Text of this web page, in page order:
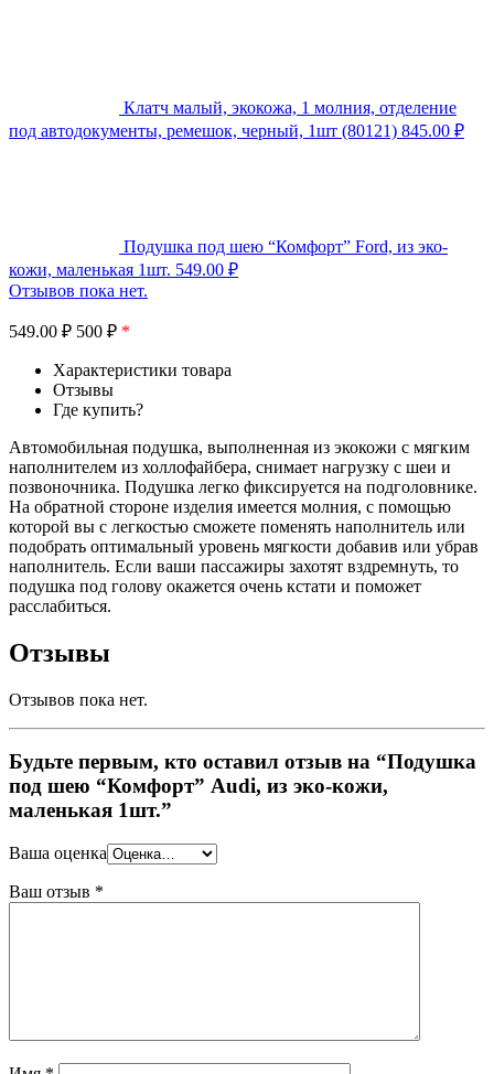
Клатч малый, экокожа, 1 молния, отделение
под автодокументы, ремешок, черный, 1шт (80121) 845.00 ₽
Подушка под шею “Комфорт” Ford, из эко-
кожи, маленькая 1шт. 549.00 ₽
Отзывов пока нет.
549.00 ₽ 500 ₽ *
Характеристики товара
Отзывы
Где купить?
Автомобильная подушка, выполненная из экокожи с мягким
наполнителем из холлофайбера, снимает нагрузку с шеи и
позвоночника. Подушка легко фиксируется на подголовнике.
На обратной стороне изделия имеется молния, с помощью
которой вы с легкостью сможете поменять наполнитель или
подобрать оптимальный уровень мягкости добавив или убрав
наполнитель. Если ваши пассажиры захотят вздремнуть, то
подушка под голову окажется очень кстати и поможет
расслабиться.
Отзывы
Отзывов пока нет.
Будьте первым, кто оставил отзыв на “Подушка
под шею “Комфорт” Audi, из эко-кожи,
маленькая 1шт.”
Ваша оценка
Ваш отзыв *